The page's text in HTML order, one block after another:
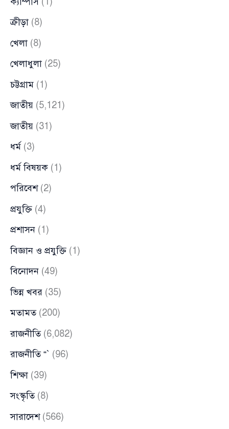
ক্রীড়া (8)
খেলা (8)
খেলাধুলা (25)
চট্টগ্রাম (1)
জাতীয় (5,121)
জাতীয় (31)
ধর্ম (3)
ধর্ম বিষয়ক (1)
পরিবেশ(2)
প্রযুক্তি (4)
প্রশাসন (1)
বিজ্ঞান ও প্রযুক্তি (1)
বিনোদন (49)
ভিন্ন খবর (35)
মতামত(200)
রাজনীতি(6,082)
রাজনীতি “` (96)
শিক্ষা (39)
সংস্কৃতি(8)
সারাদেশ(566)